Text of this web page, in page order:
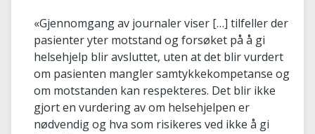
«Gjennomgang av journaler viser […] tilfeller der
pasienter yter motstand og forsøket på å gi
helsehjelp blir avsluttet, uten at det blir vurdert
om pasienten mangler samtykkekompetanse og
om motstanden kan respekteres. Det blir ikke
gjort en vurdering av om helsehjelpen er
nødvendig og hva som risikeres ved ikke å gi